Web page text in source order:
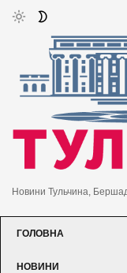
Новини Тульчина,
ГОЛОВНА
НОВИНИ